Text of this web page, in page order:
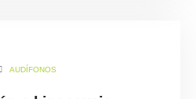
AUDÍFONOS